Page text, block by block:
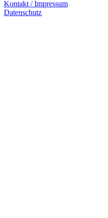
Kontakt / Impressum
Datenschutz